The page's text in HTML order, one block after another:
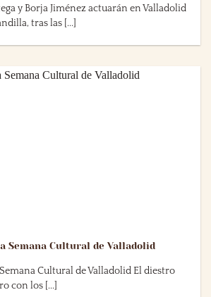
y Borja Jiménez actuarán en Valladolid
tras las [...]
Semana Cultural de Valladolid
Cultural de Valladolid El diestro
con los [...]